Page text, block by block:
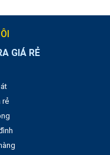
GIÁ RẺ
rẻ